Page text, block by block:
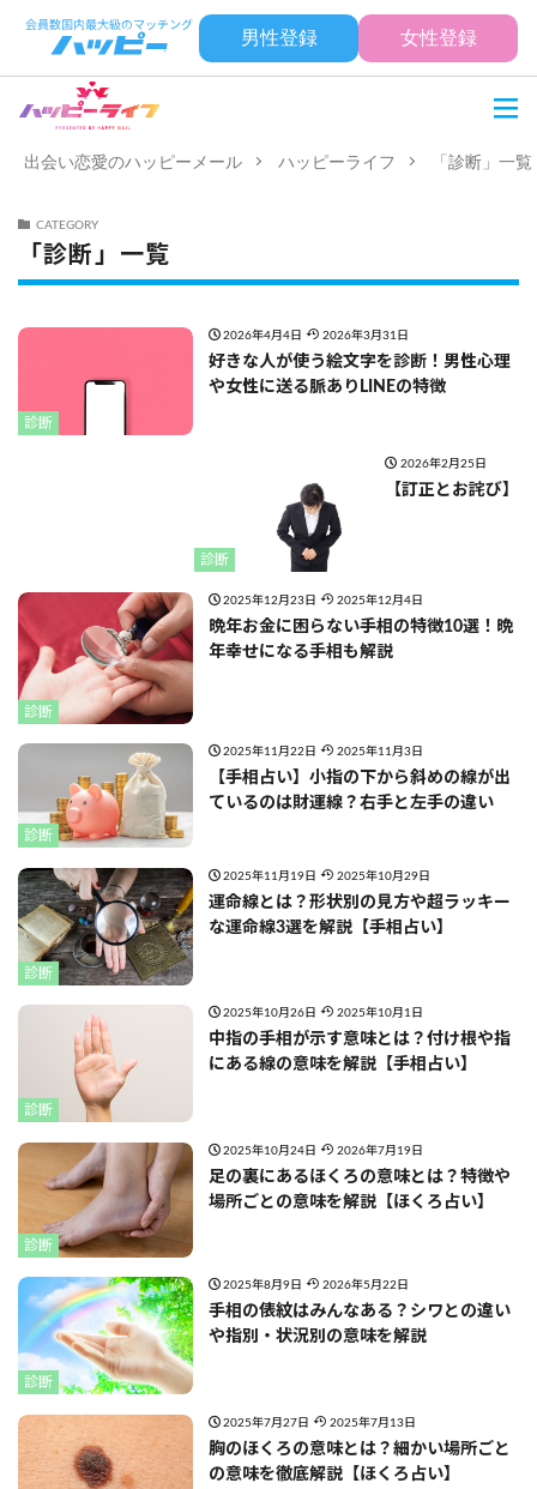
男性登録 女性登録
出会い恋愛のハッピーメール ハッピーライフ 「診断」一覧
CATEGORY
「診断」一覧
診断
2026年4月4日 2026年3月31日
好きな人が使う絵文字を診断！男性心理
や女性に送る脈ありLINEの特徴
診断
2026年2月25日
【訂正とお詫び】
診断
2025年12月23日 2025年12月4日
晩年お金に困らない手相の特徴10選！晩
年幸せになる手相も解説
診断
2025年11月22日 2025年11月3日
【手相占い】小指の下から斜めの線が出
ているのは財運線？右手と左手の違い
診断
2025年11月19日 2025年10月29日
運命線とは？形状別の見方や超ラッキー
な運命線3選を解説【手相占い】
診断
2025年10月26日 2025年10月1日
中指の手相が示す意味とは？付け根や指
にある線の意味を解説【手相占い】
診断
2025年10月24日 2026年7月19日
足の裏にあるほくろの意味とは？特徴や
場所ごとの意味を解説【ほくろ占い】
診断
2025年8月9日 2026年5月22日
手相の俵紋はみんなある？シワとの違い
や指別・状況別の意味を解説
2025年7月27日 2025年7月13日
胸のほくろの意味とは？細かい場所ごと
の意味を徹底解説【ほくろ占い】